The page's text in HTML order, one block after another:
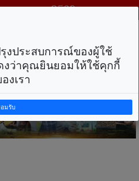
คม พ.ศ. 2569
งประสบการณ์ของผู้ใช้
งว่าคุณยินยอมให้ใช้คุกกี้
งเรา
อมรับ